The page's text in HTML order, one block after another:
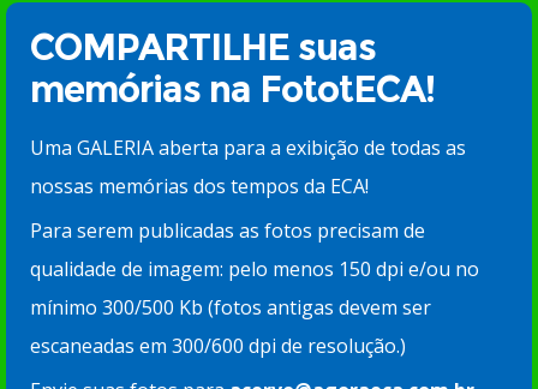
COMPARTILHE suas
memórias na FototECA!
Uma GALERIA aberta para a exibição de todas as
nossas memórias dos tempos da ECA!
Para serem publicadas as fotos precisam de
qualidade de imagem: pelo menos 150 dpi e/ou no
mínimo 300/500 Kb (fotos antigas devem ser
escaneadas em 300/600 dpi de resolução.)